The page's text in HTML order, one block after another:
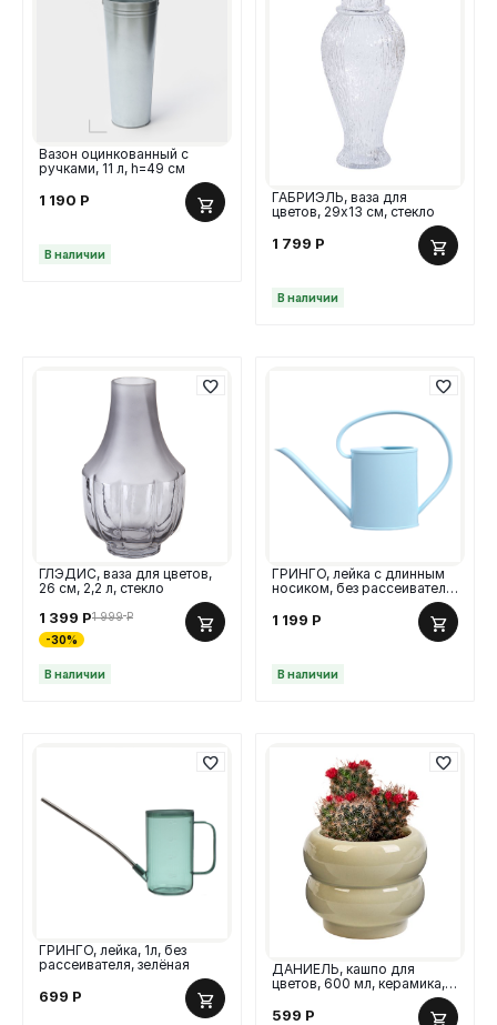
Вазон оцинкованный с
ручками, 11 л, h=49 см
1 190 Р
В наличии
ГАБРИЭЛЬ, ваза для
цветов, 29х13 см, стекло
1 799 Р
В наличии
ГЛЭДИС, ваза для цветов,
26 см, 2,2 л, стекло
1 399 Р1 999 Р
-30%
В наличии
ГРИНГО, лейка с длинным
носиком, без рассеивателя,
1 199 Р
В наличии
ГРИНГО, лейка, 1л, без
рассеивателя, зелёная
699 Р
ДАНИЕЛЬ, кашпо для
цветов, 600 мл, керамика,
599 Р